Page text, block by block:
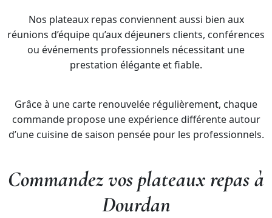
Nos plateaux repas conviennent aussi bien aux
réunions d’équipe qu’aux déjeuners clients, conférences
ou événements professionnels nécessitant une
prestation élégante et fiable.
Grâce à une carte renouvelée régulièrement, chaque
commande propose une expérience différente autour
d’une cuisine de saison pensée pour les professionnels.
Commandez vos plateaux repas à
Dourdan